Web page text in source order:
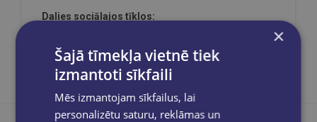
Dalies sociālajos tīklos:
×
Šajā tīmekļa vietnē tiek
izmantoti sīkfaili
Mēs izmantojam sīkfailus, lai
personalizētu saturu, reklāmas un